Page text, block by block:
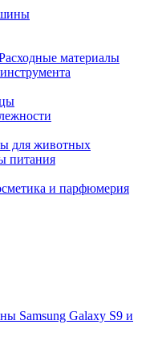
материалы
для животных
питания
и парфюмерия